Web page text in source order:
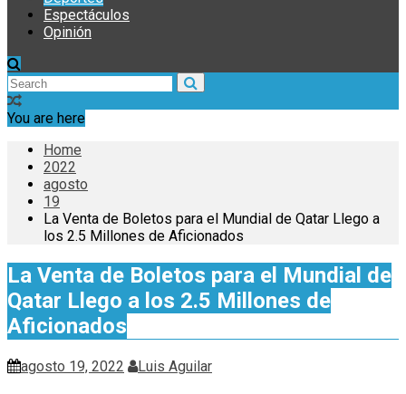
Espectáculos
Opinión
You are here
Home
2022
agosto
19
La Venta de Boletos para el Mundial de Qatar Llego a
los 2.5 Millones de Aficionados
La Venta de Boletos para el Mundial de
Qatar Llego a los 2.5 Millones de
Aficionados
agosto 19, 2022 Luis Aguilar